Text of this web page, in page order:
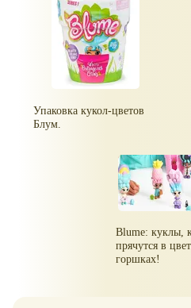
Упаковка кукол-цветов
Блум.
Blume: куклы,
прячутся в
горшках!